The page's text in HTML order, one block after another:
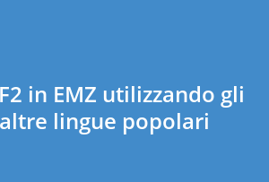
in EMZ utilizzando gli
lingue popolari